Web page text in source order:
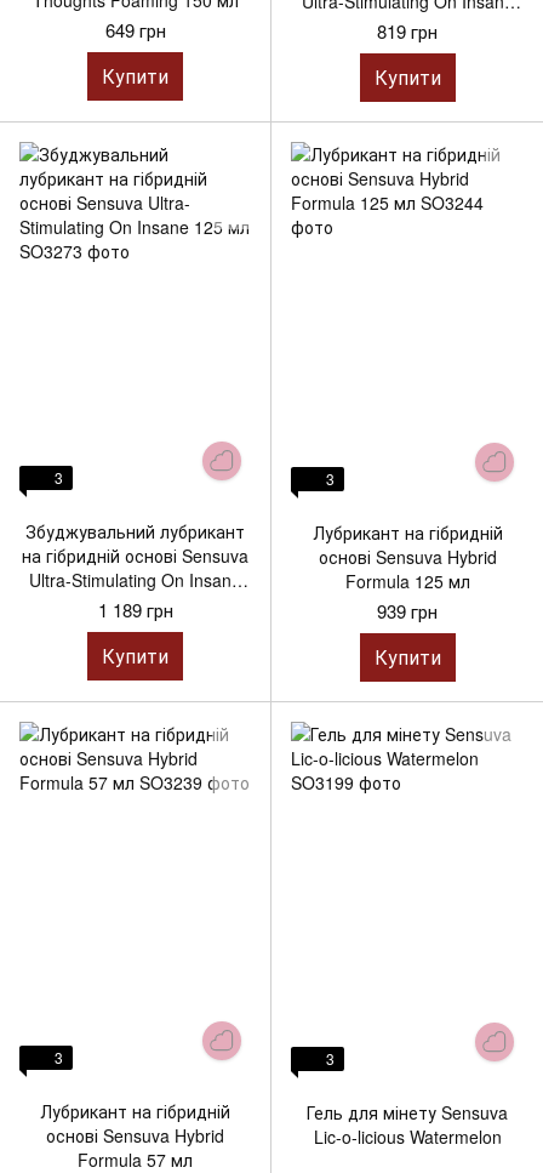
649 грн
Купити
57 мл
819 грн
Купити
3
Збуджувальний лубрикант
на гібридній основі Sensuva
Ultra-Stimulating On Insane
125 мл
1 189 грн
Купити
3
Лубрикант на гібридній
основі Sensuva Hybrid
Formula 125 мл
939 грн
Купити
3
Лубрикант на гібридній
основі Sensuva Hybrid
Formula 57 мл
3
Гель для мінету Sensuva
Lic-o-licious Watermelon